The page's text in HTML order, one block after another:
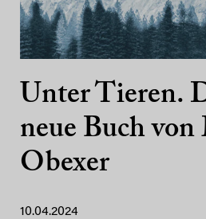
Unter Tieren.
neue Buch
Obexer
10.04.2024